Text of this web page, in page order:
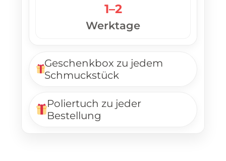
1–2
Werktage
Geschenkbox zu jedem
Schmuckstück
Poliertuch zu jeder
Bestellung